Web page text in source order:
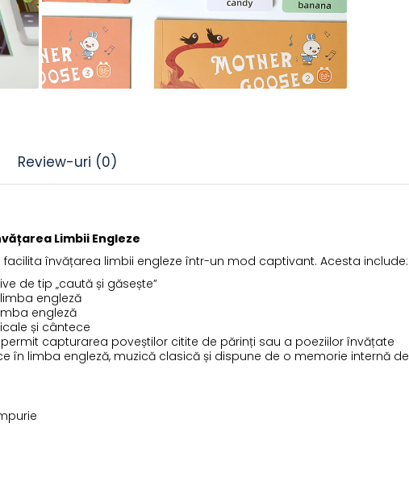
Review-uri (0)
Limbii Engleze
facilita învățarea limbii engleze într-un mod captivant. Acesta include:
de tip „caută și găsește”
engleză
engleză
și cântece
capturarea poveștilor citite de părinți sau a poeziilor învățate
în limba engleză, muzică clasică și dispune de o memorie internă de